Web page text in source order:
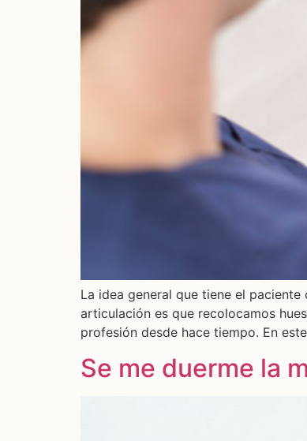
La idea general que tiene el
articulación es que recolocamos
profesión desde hace tiempo. En
Se me duerme la